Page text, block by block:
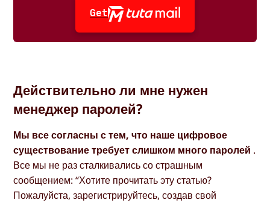
Get
Действительно ли мне нужен
менеджер паролей?
Мы все согласны с тем, что наше цифровое
существование требует слишком много паролей .
Все мы не раз сталкивались со страшным
сообщением: “Хотите прочитать эту статью?
Пожалуйста, зарегистрируйтесь, создав свой